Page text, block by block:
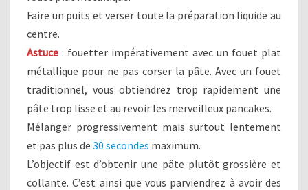
Faire un puits et verser toute la préparation liquide au
centre.
Astuce : fouetter impérativement avec un fouet plat
métallique pour ne pas corser la pâte. Avec un fouet
traditionnel, vous obtiendrez trop rapidement une
pâte trop lisse et au revoir les merveilleux pancakes.
Mélanger progressivement mais surtout lentement
et pas plus de 30 secondes maximum.
L’objectif est d’obtenir une pâte plutôt grossière et
collante. C’est ainsi que vous parviendrez à avoir des